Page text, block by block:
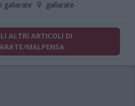
gallarate gallarate
ALTRI ARTICOLI DI
MALPENSA